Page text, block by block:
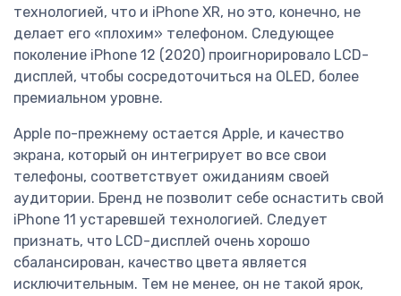
технологией, что и iPhone XR, но это, конечно, не
делает его «плохим» телефоном. Следующее
поколение iPhone 12 (2020) проигнорировало LCD-
дисплей, чтобы сосредоточиться на OLED, более
премиальном уровне.
Apple по-прежнему остается Apple, и качество
экрана, который он интегрирует во все свои
телефоны, соответствует ожиданиям своей
аудитории. Бренд не позволит себе оснастить свой
iPhone 11 устаревшей технологией. Следует
признать, что LCD-дисплей очень хорошо
сбалансирован, качество цвета является
исключительным. Тем не менее, он не такой ярок,